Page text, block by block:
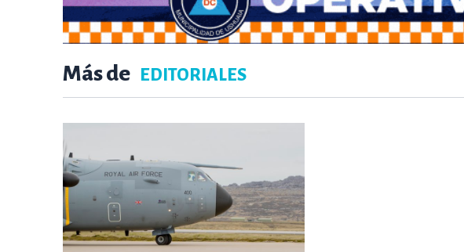
Más de EDITORIALES